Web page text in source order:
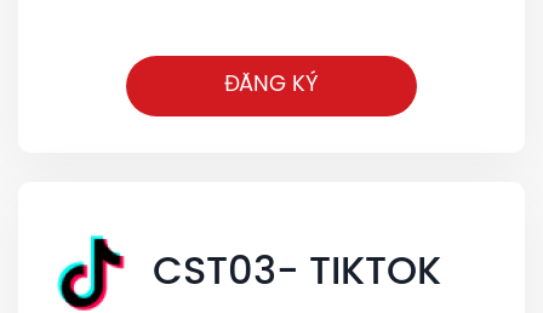
ĐĂNG KÝ
CST03- TIKTOK